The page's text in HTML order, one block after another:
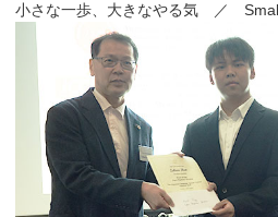
小さな一歩、大きなやる気 ／